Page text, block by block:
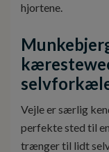
hjortene.
Vejle er særlig
perfekte sted til
trænger til lidt